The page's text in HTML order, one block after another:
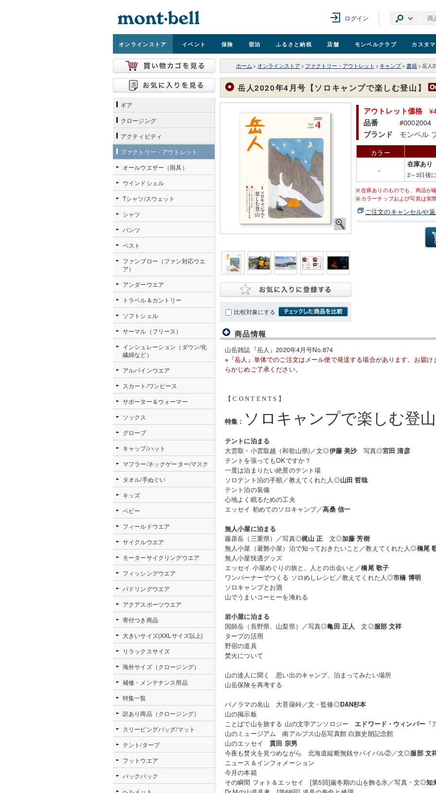
ログイン
オンラインストア イベント 保険 宿泊 ふるさと納税 店舗 モンベルクラブ カスタ
ホーム > オンラインストア > ファクトリー・アウトレット > キャンプ> 書籍 > 岳人
岳人2020年4月号【ソロキャンプで楽しむ登山】
比較対象にする
アウトレット価格
品番 #0002004
ブランド モンベル
カラー
－
在庫あり
2～3日後
在庫ありのものでも、商品が
カラーチップおよび写真は実
ご注文のキャンセルや
商品情報
山岳雑誌『岳人』2020年4月号No.874
※『岳人』単体でのご注文はメール便で発送する場合があります。お届
らかじめご了承ください。
【 C O N T E N T S 】
特集： ソロキャンプで楽しむ登山
テントに泊まる
大雲取・小雲取越（和歌山県)／文◎伊藤 美沙写真◎宮田 清彦
テントを張ってもOKですか？
一度は泊まりたい絶景のテント場
ソロテント泊の手順／教えてくれた人◎山田 哲哉
テント泊の装備
心地よく眠るための工夫
エッセイ 初めてのソロキャンプ／高桑 信一
無人小屋に泊まる
藤原岳（三重県）／写真◎梶山 正 文◎加藤 芳樹
無人小屋（避難小屋）泊で知っておきたいこと／教えてくれた人◎橋尾
無人小屋快適グッズ
エッセイ 小屋めぐりの旅と、人との出会いと／橋尾 歌子
ワンバーナーでつくる ソロめしレシピ／教えてくれた人◎市橋 博明
ソロキャンプとお酒
山でうまいコーヒーを淹れる
岩小屋に泊まる
国師岳（長野県、山梨県）／写真◎亀田 正人 文◎服部 文祥
タープの活用
野宿の道具
焚火について
山の達人に聞く 思い出のキャンプ、泊まってみたい場所
山岳保険を再考する
パノラマの名山 大菩薩峠／文・監修◎DAN杉本
山の掲示板
ことばで山を旅する 山の文学アンソロジー エドワード・ウィンパー『
山のミュージアム 南アルプス山岳写真館 白旗史朗記念館
山のエッセイ貫田 宗男
今夜も焚火を見つめながら 北海道縦断無銭サバイバル②／文◎服部 文
ニュース＆インフォメーション
今月の本箱
その瞬間 フォト＆エッセイ [第5回]厳冬期の山を飾る氷／写真・文◎知
ギア
クロージング
アクティビティ
ファクトリー・アウトレット
オールウエザー（雨具）
ウインドシェル
Tシャツ/スウェット
シャツ
パンツ
ベスト
ファンブロー（ファン対応ウエ
ア）
アンダーウエア
トラベル＆カントリー
ソフトシェル
サーマル（フリース）
インシュレーション（ダウン/化
繊綿など）
アルパインウエア
スカート/ワンピース
サポーター＆ウォーマー
ソックス
グローブ
キャップ/ハット
マフラー/ネックゲーター/マスク
タオル/手ぬぐい
キッズ
ベビー
フィールドウエア
サイクルウエア
モーターサイクリングウエア
フィッシングウエア
パドリングウエア
アクアスポーツウエア
寄付つき商品
大きいサイズ(XXLサイズ以上)
リラックスサイズ
海外サイズ（クロージング）
補修・メンテナンス用品
特集一覧
訳あり商品（クロージング）
スリーピングバッグ/マット
テント/タープ
フットウエア
バックパック
ヘルメット